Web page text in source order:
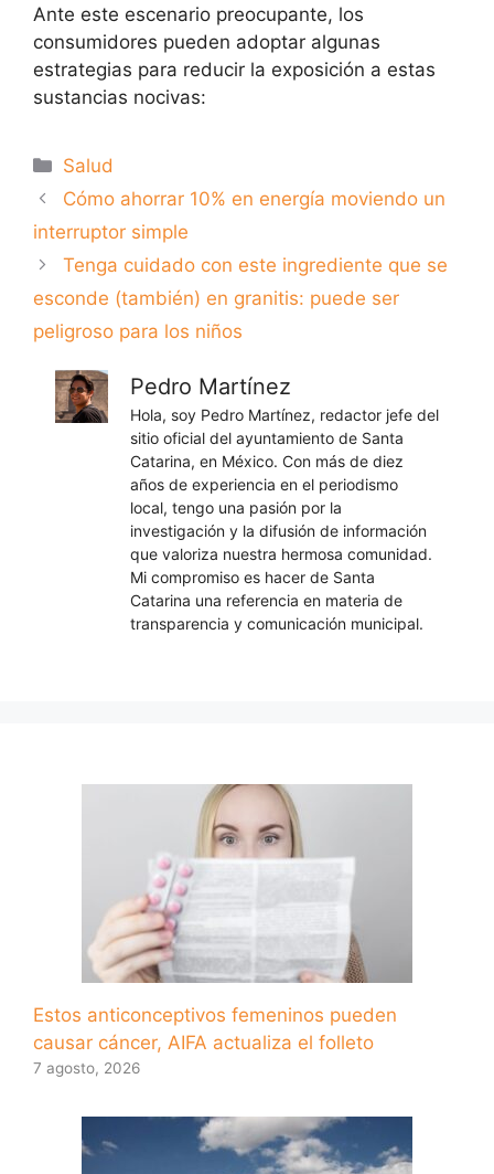
Ante este escenario preocupante, los
consumidores pueden adoptar algunas
estrategias para reducir la exposición a estas
sustancias nocivas:
Categorías
Salud
Cómo ahorrar 10% en energía moviendo un
interruptor simple
Tenga cuidado con este ingrediente que se
esconde (también) en granitis: puede ser
peligroso para los niños
Pedro Martínez
Hola, soy Pedro Martínez, redactor jefe del
sitio oficial del ayuntamiento de Santa
Catarina, en México. Con más de diez
años de experiencia en el periodismo
local, tengo una pasión por la
investigación y la difusión de información
que valoriza nuestra hermosa comunidad.
Mi compromiso es hacer de Santa
Catarina una referencia en materia de
transparencia y comunicación municipal.
Estos anticonceptivos femeninos pueden
causar cáncer, AIFA actualiza el folleto
7 agosto, 2026